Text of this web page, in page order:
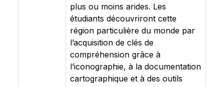
plus ou moins arides. Les
étudiants découvriront cette
région particulière du monde par
l’acquisition de clés de
compréhension grâce à
l’iconographie, à la documentation
cartographique et à des outils